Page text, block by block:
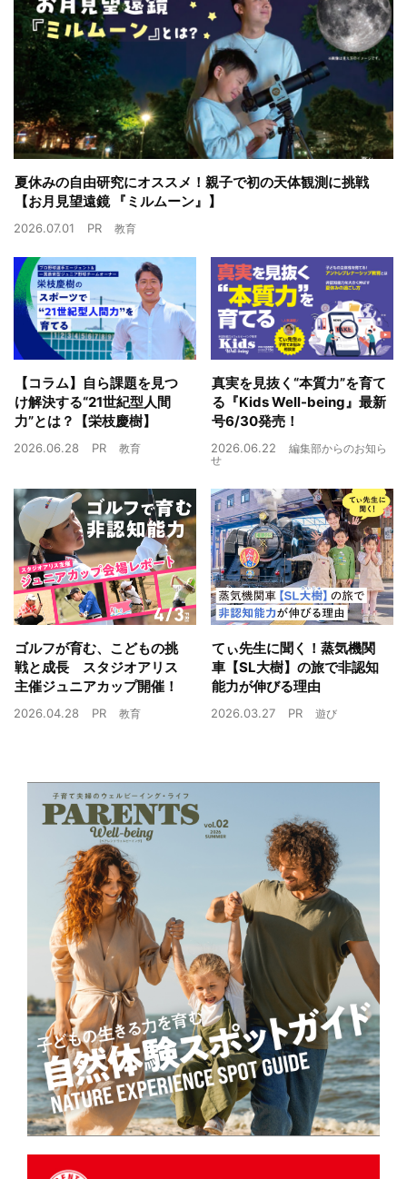
夏休みの自由研究にオススメ！親子で初の天体観測に挑戦
【お月見望遠鏡 『ミルムーン』】
2026.07.01 PR 教育
【コラム】自ら課題を見つ
け解決する“21世紀型人間
力”とは？【栄枝慶樹】
2026.06.28 PR 教育
真実を見抜く“本質力”を育て
る『Kids Well-being』最新
号6/30発売！
2026.06.22
編集部からのお知ら
せ
ゴルフが育む、こどもの挑
戦と成長 スタジオアリス
主催ジュニアカップ開催！
2026.04.28 PR 教育
てぃ先生に聞く！蒸気機関
車【SL大樹】の旅で非認知
能力が伸びる理由
2026.03.27 PR 遊び